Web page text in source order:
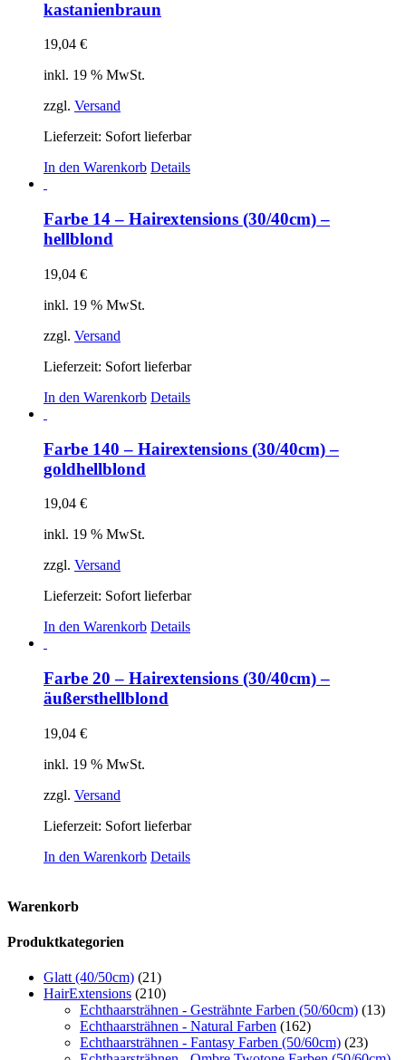
kastanienbraun
19,04 €
inkl. 19 % MwSt.
zzgl. Versand
Lieferzeit: Sofort lieferbar
In den Warenkorb Details
Farbe 14 – Hairextensions (30/40cm) –
hellblond
19,04 €
inkl. 19 % MwSt.
zzgl. Versand
Lieferzeit: Sofort lieferbar
In den Warenkorb Details
Farbe 140 – Hairextensions (30/40cm) –
goldhellblond
19,04 €
inkl. 19 % MwSt.
zzgl. Versand
Lieferzeit: Sofort lieferbar
In den Warenkorb Details
Farbe 20 – Hairextensions (30/40cm) –
äußersthellblond
19,04 €
inkl. 19 % MwSt.
zzgl. Versand
Lieferzeit: Sofort lieferbar
In den Warenkorb Details
Warenkorb
Produktkategorien
Glatt (40/50cm) (21)
HairExtensions (210)
Echthaarsträhnen - Gesträhnte Farben (50/60cm) (13)
Echthaarsträhnen - Natural Farben (162)
Echthaarsträhnen - Fantasy Farben (50/60cm) (23)